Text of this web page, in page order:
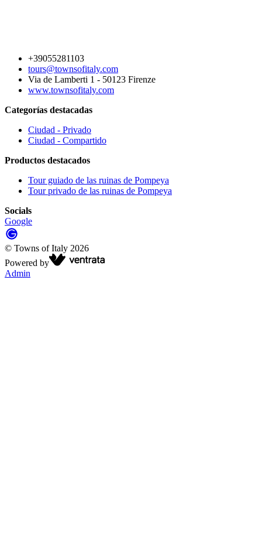
+39055281103
tours@townsofitaly.com
Via de Lamberti 1 - 50123 Firenze
www.townsofitaly.com
Categorías destacadas
Ciudad - Privado
Ciudad - Compartido
Productos destacados
Tour guiado de las ruinas de Pompeya
Tour privado de las ruinas de Pompeya
Socials
Google
© Towns of Italy 2026
Powered by
Admin